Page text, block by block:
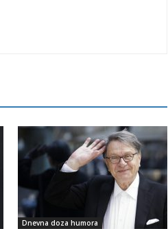
Dnevna doza humora